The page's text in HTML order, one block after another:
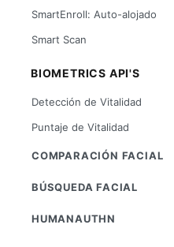
SmartEnroll: Auto-alojado
Smart Scan
BIOMETRICS API'S
Detección de Vitalidad
Puntaje de Vitalidad
COMPARACIÓN FACIAL
BÚSQUEDA FACIAL
HUMANAUTHN